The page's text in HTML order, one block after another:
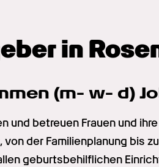
in
(m- w- d)
und betreuen Frauen und
der Familienplanung bis
geburtsbehilflichen